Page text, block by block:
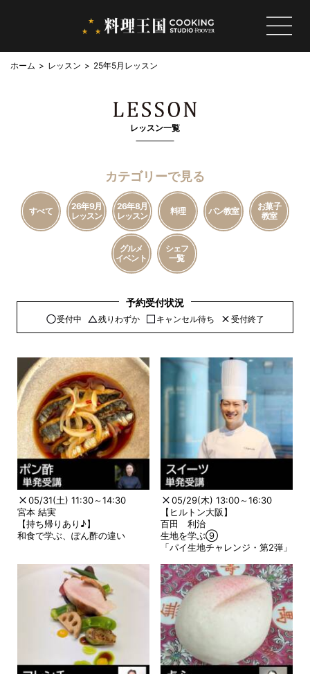
ホーム レッスン 25年5月レッスン
レッスン一覧
カテゴリーで見る
すべて
26年9月
レッスン
26年8月
レッスン
料理 パン教室
お菓子
教室
グルメ
イベント
シェフ
一覧
予約受付状況
受付中 残りわずか キャンセル待ち 受付終了
05/31(土) 11:30～14:30
宮本 結実
【持ち帰りあり♪】
和食で学ぶ、ぽん酢の違い
05/29(木) 13:00～16:30
【ヒルトン大阪】
百田 利治
生地を学ぶ⑨
「パイ生地チャレンジ・第2弾」